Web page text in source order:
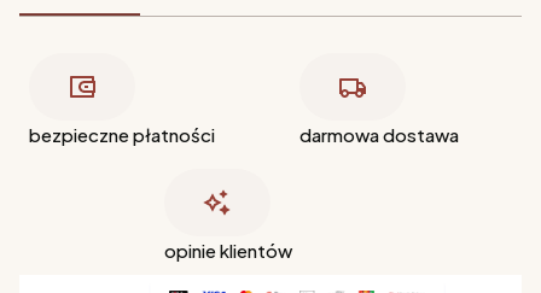
bezpieczne płatności darmowa dostawa
opinie klientów